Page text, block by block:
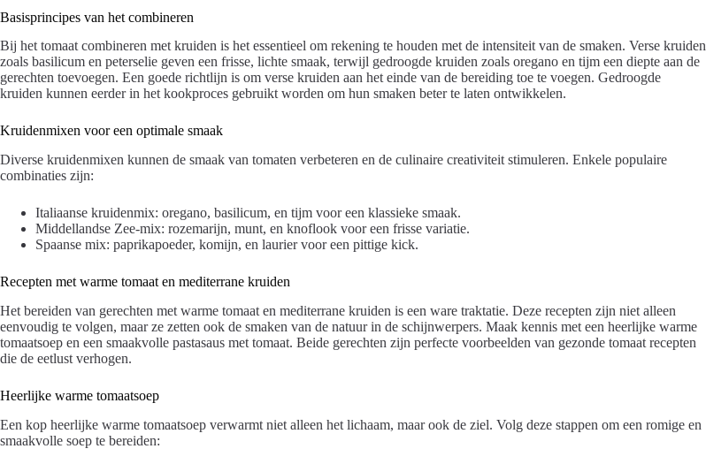
Basisprincipes van het combineren
Bij het tomaat combineren met kruiden is het essentieel om rekening te houden met de intensiteit van de smaken. Verse kruiden
zoals basilicum en peterselie geven een frisse, lichte smaak, terwijl gedroogde kruiden zoals oregano en tijm een diepte aan de
gerechten toevoegen. Een goede richtlijn is om verse kruiden aan het einde van de bereiding toe te voegen. Gedroogde
kruiden kunnen eerder in het kookproces gebruikt worden om hun smaken beter te laten ontwikkelen.
Kruidenmixen voor een optimale smaak
Diverse kruidenmixen kunnen de smaak van tomaten verbeteren en de culinaire creativiteit stimuleren. Enkele populaire
combinaties zijn:
Italiaanse kruidenmix: oregano, basilicum, en tijm voor een klassieke smaak.
Middellandse Zee-mix: rozemarijn, munt, en knoflook voor een frisse variatie.
Spaanse mix: paprikapoeder, komijn, en laurier voor een pittige kick.
Recepten met warme tomaat en mediterrane kruiden
Het bereiden van gerechten met warme tomaat en mediterrane kruiden is een ware traktatie. Deze recepten zijn niet alleen
eenvoudig te volgen, maar ze zetten ook de smaken van de natuur in de schijnwerpers. Maak kennis met een heerlijke warme
tomaatsoep en een smaakvolle pastasaus met tomaat. Beide gerechten zijn perfecte voorbeelden van gezonde tomaat recepten
die de eetlust verhogen.
Heerlijke warme tomaatsoep
Een kop heerlijke warme tomaatsoep verwarmt niet alleen het lichaam, maar ook de ziel. Volg deze stappen om een romige en
smaakvolle soep te bereiden: